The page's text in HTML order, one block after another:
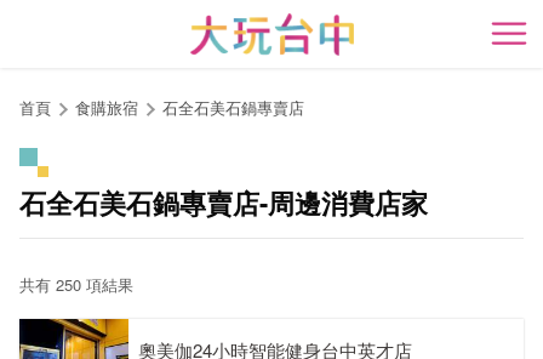
開
首頁 食購旅宿 石全石美石鍋專賣店
石全石美石鍋專賣店-周邊消費店家
共有 250 項結果
奧美伽24小時智能健身台中英才店